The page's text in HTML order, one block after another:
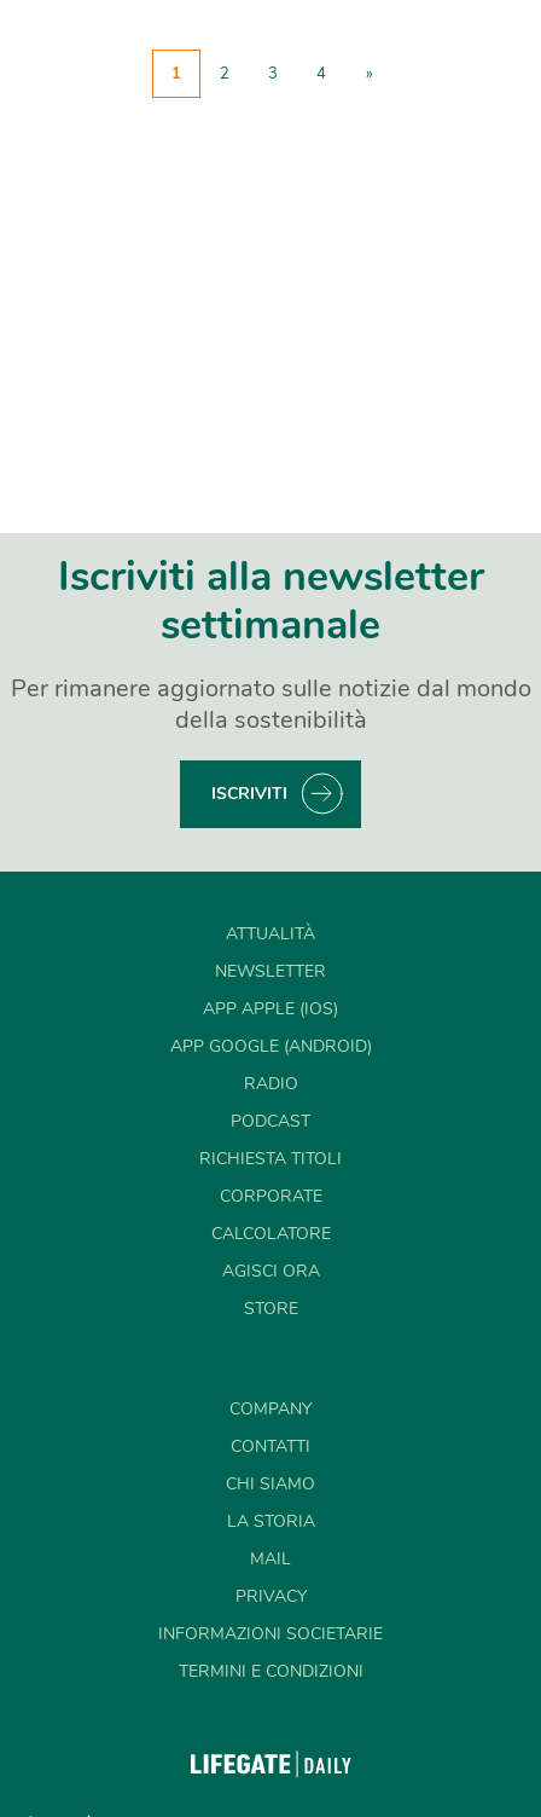
1 2 3 4 »
Iscriviti alla newsletter
settimanale
Per rimanere aggiornato sulle notizie dal mondo
della sostenibilità
ISCRIVITI
ATTUALITÀ
NEWSLETTER
APP APPLE (IOS)
APP GOOGLE (ANDROID)
RADIO
PODCAST
RICHIESTA TITOLI
CORPORATE
CALCOLATORE
AGISCI ORA
STORE
COMPANY
CONTATTI
CHI SIAMO
LA STORIA
MAIL
PRIVACY
INFORMAZIONI SOCIETARIE
TERMINI E CONDIZIONI